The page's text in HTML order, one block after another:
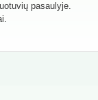
pasaulyje.